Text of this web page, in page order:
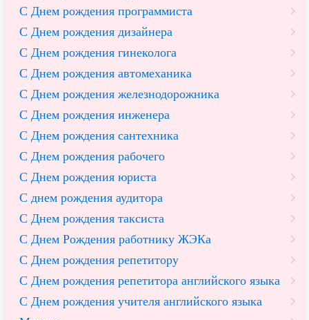
С Днем рождения программиста
С Днем рождения дизайнера
С Днем рождения гинеколога
С Днем рождения автомеханика
С Днем рождения железнодорожника
С Днем рождения инженера
С Днем рождения сантехника
С Днем рождения рабочего
С Днем рождения юриста
С днем рождения аудитора
С Днем рождения таксиста
С Днем Рождения работнику ЖЭКа
С Днем рождения репетитору
С Днем рождения репетитора английского языка
С Днем рождения учителя английского языка